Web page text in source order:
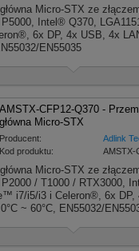
Micro-STX ze
Intel® Q370,
6x DP, 4x USB, 4x
EN55035
AMSTX-CFP12-Q370 -
główna Micro-STX
Producent:
Adlink
Kod produktu:
AMSTX-
Micro-STX ze
/ T1000 / RTX3000,
i7/i5/i3 i Celeron®, 6x DP,
~ 60°C, EN55032/